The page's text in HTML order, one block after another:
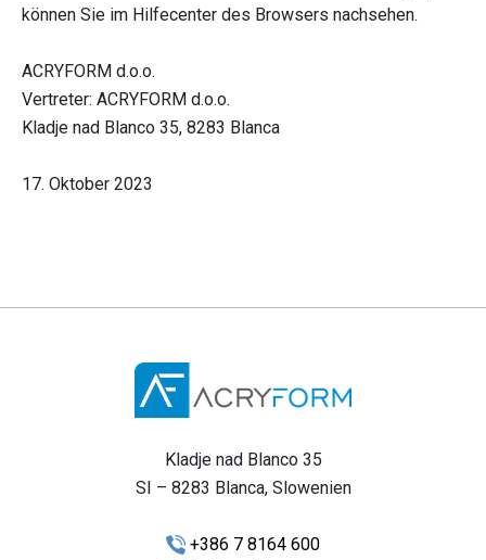
können Sie im Hilfecenter des Browsers nachsehen.
ACRYFORM d.o.o.
Vertreter: ACRYFORM d.o.o.
Kladje nad Blanco 35, 8283 Blanca
17. Oktober 2023
Kladje nad Blanco 35
SI – 8283 Blanca, Slowenien
+386 7 8164 600